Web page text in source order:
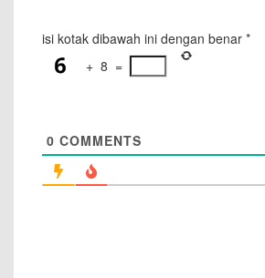
isi kotak dibawah ini dengan benar *
+ 8 =
0 COMMENTS